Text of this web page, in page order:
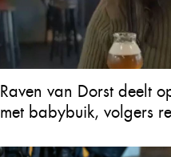
Raven van Dorst deelt
met babybuik, volgers